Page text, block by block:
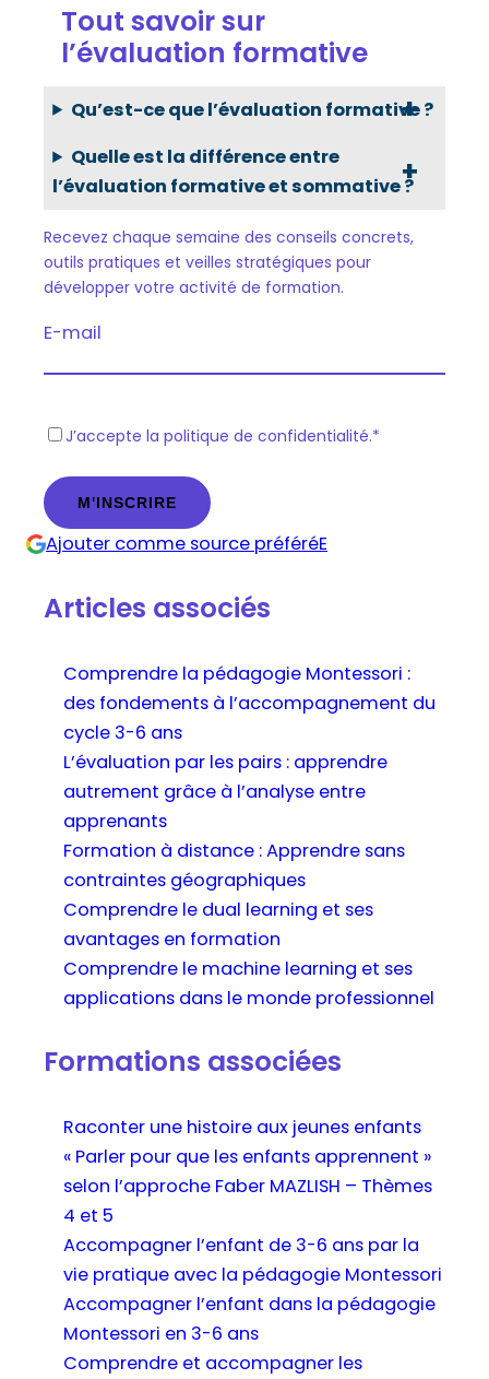
Tout savoir sur
l’évaluation formative
Qu’est-ce que l’évaluation formative ?
Quelle est la différence entre
l’évaluation formative et sommative ?
Recevez chaque semaine des conseils concrets,
outils pratiques et veilles stratégiques pour
développer votre activité de formation.
E-mail
R
P
D
*
J’accepte la politique de confidentialité.*
Ajouter comme source préféréE
Articles associés
Comprendre la pédagogie Montessori :
des fondements à l’accompagnement du
cycle 3-6 ans
L’évaluation par les pairs : apprendre
autrement grâce à l’analyse entre
apprenants
Formation à distance : Apprendre sans
contraintes géographiques
Comprendre le dual learning et ses
avantages en formation
Comprendre le machine learning et ses
applications dans le monde professionnel
Formations associées
Raconter une histoire aux jeunes enfants
« Parler pour que les enfants apprennent »
selon l’approche Faber MAZLISH – Thèmes
4 et 5
Accompagner l’enfant de 3-6 ans par la
vie pratique avec la pédagogie Montessori
Accompagner l’enfant dans la pédagogie
Montessori en 3-6 ans
Comprendre et accompagner les